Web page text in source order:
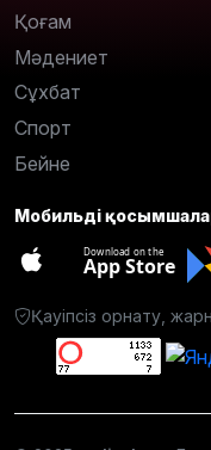
Қоғам
Мәдениет
Сұхбат
Спорт
Бейне
Мобильді
Download on the
App Store
Қауіпсіз орнату,